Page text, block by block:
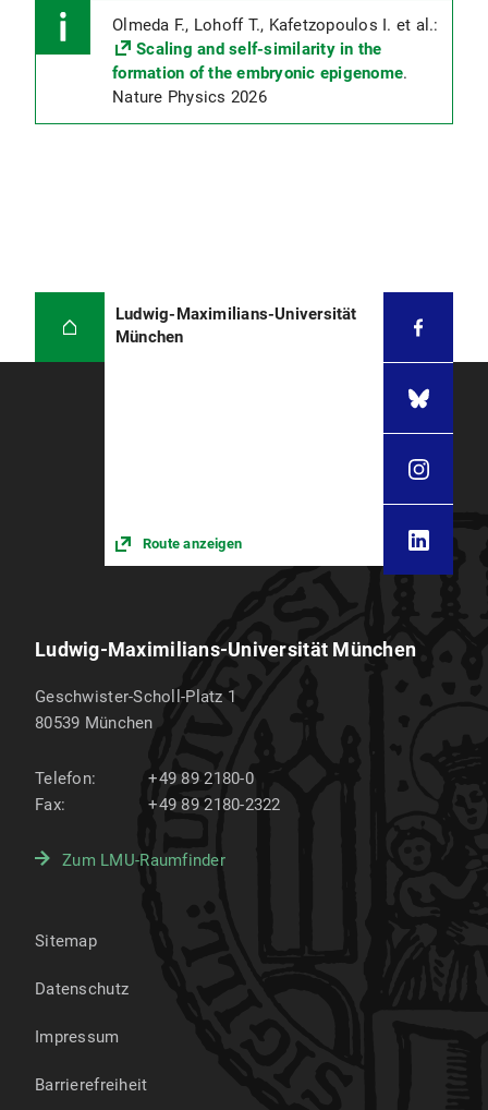
Olmeda F., Lohoff T., Kafetzopoulos I. et al.:
Scaling and self-similarity in the
formation of the embryonic epigenome.
Nature Physics 2026
Ludwig-Maximilians-Universität
München
Route anzeigen
Ludwig-Maximilians-Universität München
Geschwister-Scholl-Platz 1
80539 München
Telefon:
+49 89 2180-0
Fax:
+49 89 2180-2322
Zum LMU-Raumfinder
Sitemap
Datenschutz
Impressum
Barrierefreiheit